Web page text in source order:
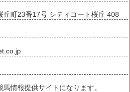
丘町23番17号 シティコート桜丘 408
馬情報提供サイトになります。